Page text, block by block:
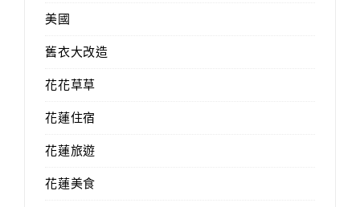
美國
舊衣大改造
花花草草
花蓮住宿
花蓮旅遊
花蓮美食